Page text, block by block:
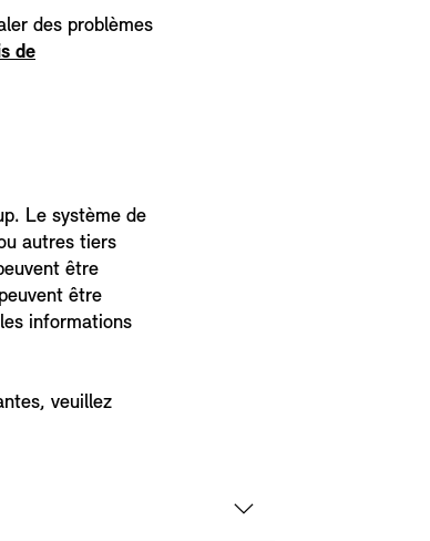
des problèmes
de
Le système de
autres tiers
être
être
informations
veuillez